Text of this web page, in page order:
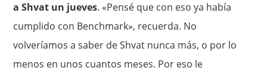
a Shvat un jueves. «Pensé que con eso ya había
cumplido con Benchmark», recuerda. No
volveríamos a saber de Shvat nunca más, o por lo
menos en unos cuantos meses. Por eso le